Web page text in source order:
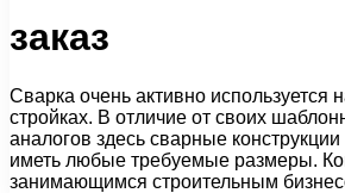
заказ
Сварка очень активно используется
стройках. В отличие от своих
аналогов здесь сварные конструкции
иметь любые требуемые размеры.
занимающимся строительным